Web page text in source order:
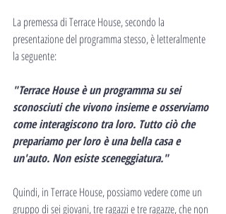
La premessa di Terrace House, secondo la
presentazione del programma stesso, è letteralmente
la seguente:
"Terrace House è un programma su sei
sconosciuti che vivono insieme e osserviamo
come interagiscono tra loro. Tutto ciò che
prepariamo per loro è una bella casa e
un'auto. Non esiste sceneggiatura."
Quindi, in Terrace House, possiamo vedere come un
gruppo di sei giovani, tre ragazzi e tre ragazze, che non